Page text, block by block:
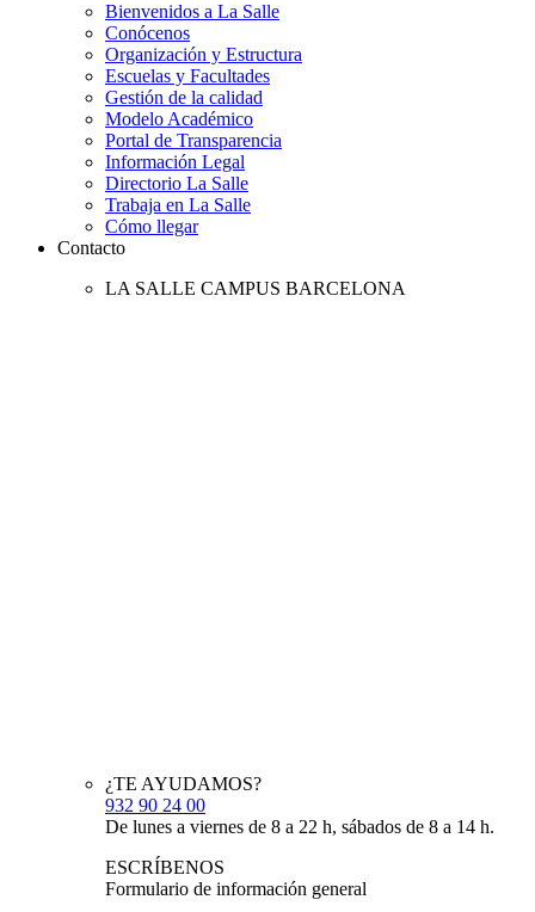
Bienvenidos a La Salle
Conócenos
Organización y Estructura
Escuelas y Facultades
Gestión de la calidad
Modelo Académico
Portal de Transparencia
Información Legal
Directorio La Salle
Trabaja en La Salle
Cómo llegar
Contacto
LA SALLE CAMPUS BARCELONA
¿TE AYUDAMOS?
932 90 24 00
De lunes a viernes de 8 a 22 h, sábados de 8 a 14 h.
ESCRÍBENOS
Formulario de información general